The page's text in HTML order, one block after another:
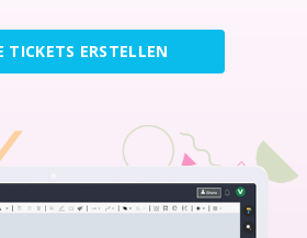
TICKETS ERSTELLEN